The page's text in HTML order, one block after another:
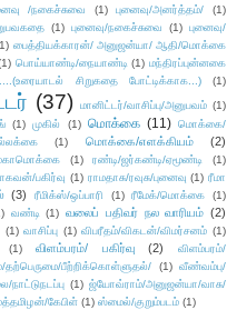
/நகைச்சுவை (1) புனைவு/அனர்த்தம்/
(1)
(1) புனைவு/நகைச்சுவை (1) புனைவு/
பைத்தியக்காரன்/ அனுஜன்யா/ ஆதி/மொக்கை
பொய்யாண்டி/நையாண்டி (1) மந்திரப்புன்னகை
சிறுகதை போட்டிக்காக...) (1)
(37) மானிட்டர்/வாசிப்பு/அனுபவம் (1)
(1) முகில் (1) மொக்கை (11) மொக்கை/
(1) மொக்கை/எளக்கியம் (2)
(1) ரண்டி/ஜர்கண்டி/ஏமூண்டி
(1)
பகிர்வு (1) ராமதாசு/ரவுசு/புனைவு (1) ரீமா
(3) ரீமிக்ஸ்/ஒப்பாரி (1) ரீமேக்/மொக்கை
(1)
வண்டி (1) வலைப் பதிவர் நல வாரியம் (2)
(1) வாசிப்பு (1) விபரீதம்/விகடன்/விமர்சனம் (1)
(1) விளம்பரம்/ பகிர்வு (2)
விளம்பரம்/
தற்பெருமை/பீற்றிக்கொள்ளுதல்/
(1) வீண்வம்பு/
நாட்டுநடப்பு (1) ஜ்யோவ்ராம்/அனுஜன்யா/வாசு/
கேபிள் (1) ஸ்மைல்/குறும்படம் (1)